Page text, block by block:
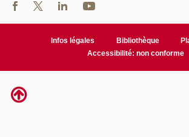
Infos légales Bibliothèque
Accessibilité: non conforme